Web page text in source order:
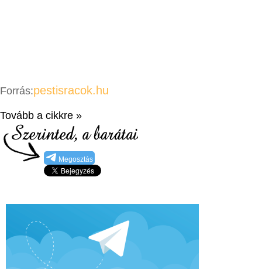
Forrás:pestisracok.hu
Tovább a cikkre »
Megosztás